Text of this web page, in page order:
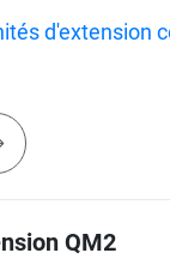
d'extension
QM2